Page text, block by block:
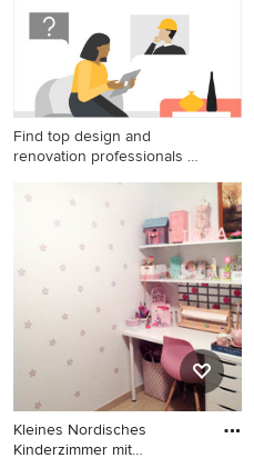
Find top design and
renovation professionals on
Kleines Nordisches
Kinderzimmer mit